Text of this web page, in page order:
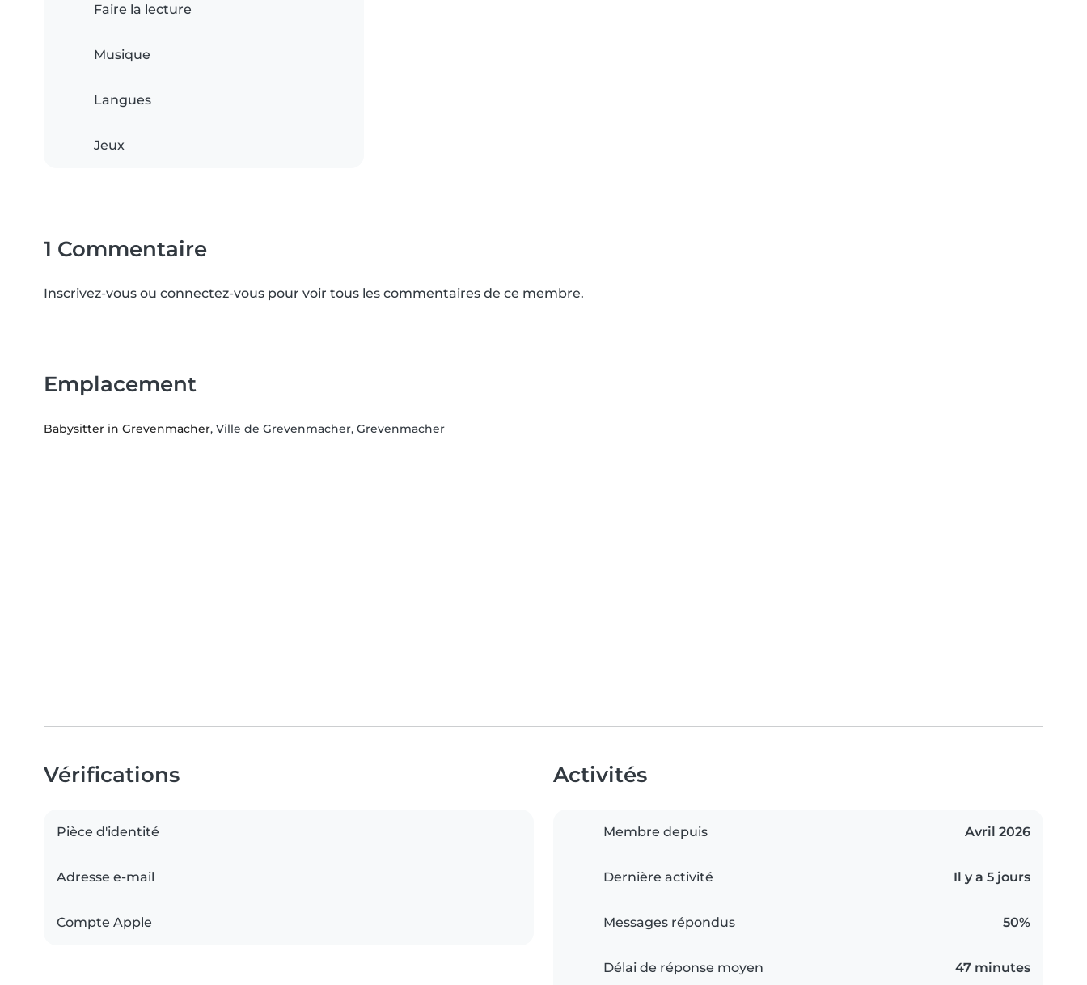
Faire la lecture
Musique
Langues
Jeux
1 Commentaire
Inscrivez-vous ou connectez-vous pour voir tous les commentaires de ce membre.
Emplacement
Babysitter in Grevenmacher, Ville de Grevenmacher, Grevenmacher
Vérifications
Pièce d'identité
Adresse e-mail
Compte Apple
Activités
Membre depuis Avril 2026
Dernière activité Il y a 5 jours
Messages répondus 50%
Délai de réponse moyen 47 minutes